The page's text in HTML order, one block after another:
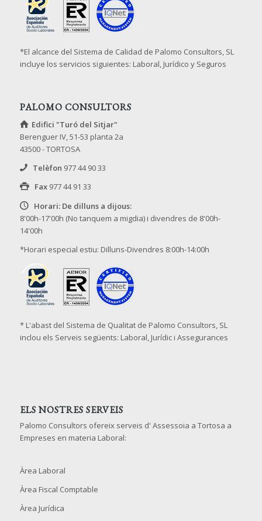
*El alcance del Sistema de Calidad de Palomo Consultors, SL
incluye los servicios siguientes: Laboral, Jurídico y Seguros
PALOMO CONSULTORS
Edifici "Turó del Sitjar"
Berenguer IV, 51-53 planta 2a
43500 - TORTOSA
Telèfon 977 44 90 33
Fax 977 44 91 33
Horari: De dilluns a dijous:
8'00h-17'00h (No tanquem a migdia) i divendres de 8'00h-
14'00h
*Horari especial estiu: Dilluns-Divendres 8:00h-14:00h
* L'abast del Sistema de Qualitat de Palomo Consultors, SL
inclou els Serveis següents: Laboral, Jurídic i Assegurances
ELS NOSTRES SERVEIS
Palomo Consultors ofereix serveis d' Assessoia a Tortosa a
Empreses en materia Laboral:
Àrea Laboral
Àrea Fiscal Comptable
Àrea Jurídica